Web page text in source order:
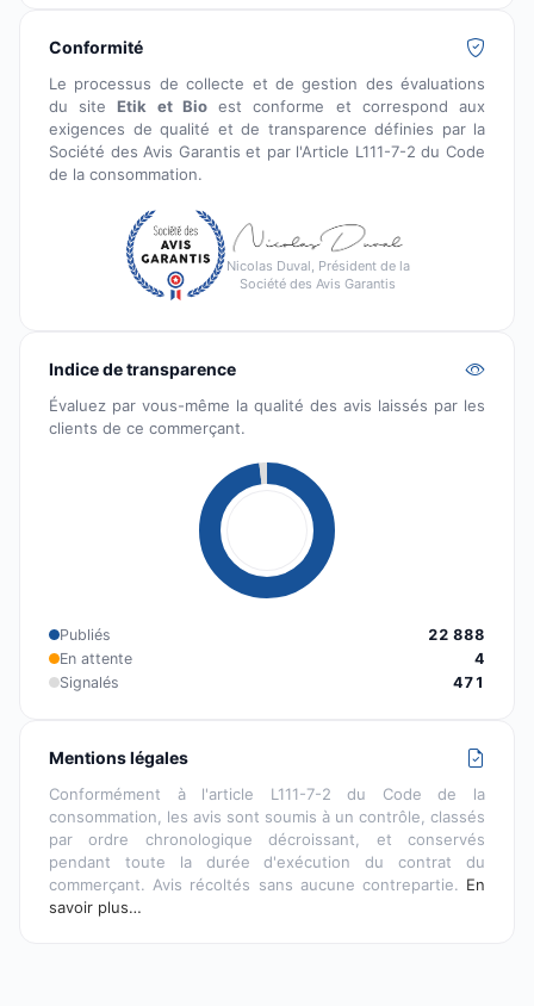
Conformité
Le processus de collecte et de gestion des évaluations
du siteEtik et Bioest conforme et correspond aux
exigences de qualité et de transparence définies par la
Société des Avis Garantis et par l'Article L111-7-2 du Code
de la consommation.
Nicolas Duval, Président de la
Société des Avis Garantis
Indice de transparence
Évaluez par vous-même la qualité des avis laissés par les
clients de ce commerçant.
Publiés
22 888
En attente
4
Signalés
471
Mentions légales
Conformément à l'article L111-7-2 du Code de la
consommation, les avis sont soumis à un contrôle, classés
par ordre chronologique décroissant, et conservés
pendant toute la durée d'exécution du contrat du
commerçant. Avis récoltés sans aucune contrepartie. En
savoir plus…